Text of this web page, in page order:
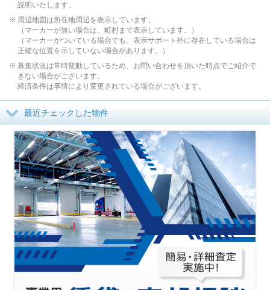
説明いたします。
周辺地図は所在地周辺を表示しています。
（マーカーが無い場合は、町村まで表示しています。）
（マーカーがついている場合でも、表示サポート外に存在している場合は
正確な位置を示していない場合があります。）
募集状況は常時変動しているため、お問い合わせを頂いた時点でご紹介で
きない場合がございます。
経済条件は事情により変更されている場合がございます。
最近チェックした物件